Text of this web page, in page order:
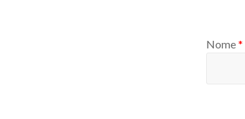
Nome*